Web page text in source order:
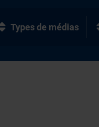
Types de médias